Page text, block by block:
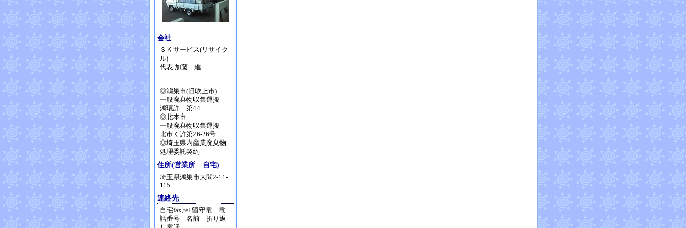
会社
ＳＫサービス(リサイク
ル)
代表 加藤 進
◎鴻巣市(旧吹上市)
一般廃棄物収集運搬
鴻環許 第44
◎北本市
一般廃棄物収集運搬
北市く許第26-26号
◎埼玉県内産業廃棄物
処理委託契約
住所(営業所 自宅)
埼玉県鴻巣市大間2-11-
115
連絡先
自宅fax,tel 留守電 電
話番号 名前 折り返